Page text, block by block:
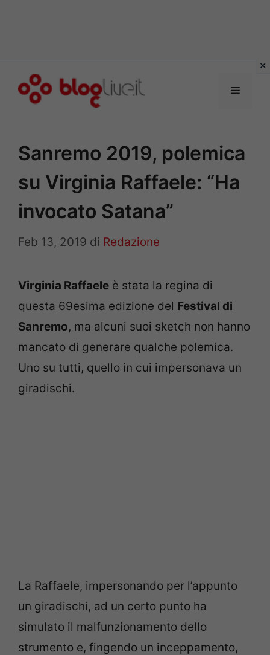
Menu
Sanremo 2019, polemica
su Virginia Raffaele: “Ha
invocato Satana”
Feb 13, 2019 di Redazione
Virginia Raffaele è stata la regina di
questa 69esima edizione del Festival di
Sanremo, ma alcuni suoi sketch non hanno
mancato di generare qualche polemica.
Uno su tutti, quello in cui impersonava un
giradischi.
La Raffaele, impersonando per l’appunto
un giradischi, ad un certo punto ha
simulato il malfunzionamento dello
strumento e, fingendo un inceppamento,